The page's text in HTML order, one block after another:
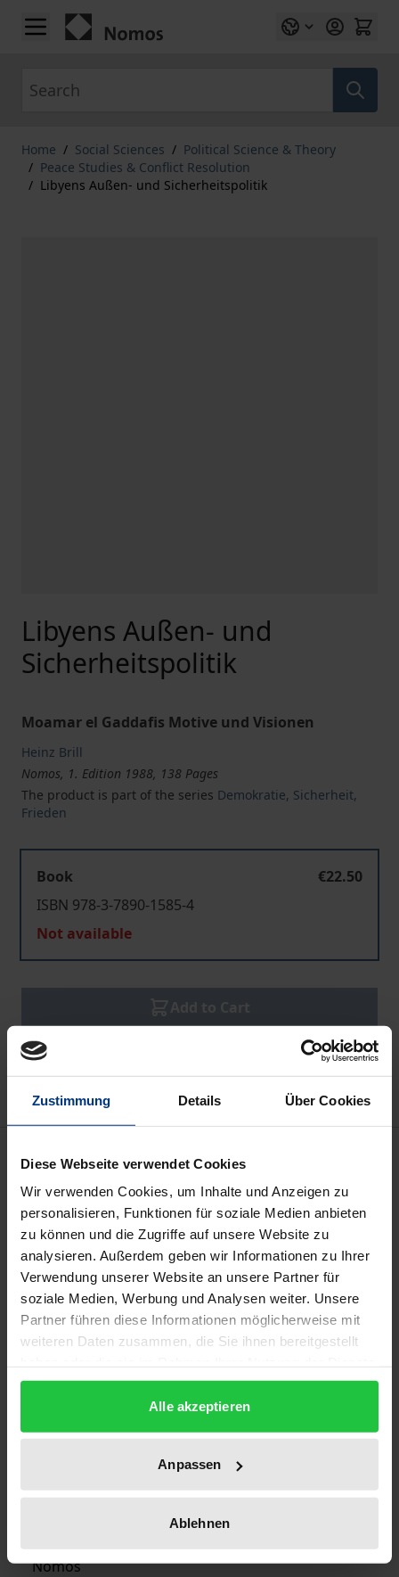
Zustimmung Details Über Cookies
Diese Webseite verwendet Cookies
Wir verwenden Cookies, um Inhalte und Anzeigen zu
personalisieren, Funktionen für soziale Medien anbieten
zu können und die Zugriffe auf unsere Website zu
analysieren. Außerdem geben wir Informationen zu Ihrer
Verwendung unserer Website an unsere Partner für
soziale Medien, Werbung und Analysen weiter. Unsere
Partner führen diese Informationen möglicherweise mit
weiteren Daten zusammen, die Sie ihnen bereitgestellt
gesammelt haben.
Alle akzeptieren
Anpassen
Ablehnen
Skip to Content
Home / Social Sciences / Political Science & Theory
/ Peace Studies & Conflict Resolution
/ Libyens Außen- und Sicherheitspolitik
Libyens Außen- und
Sicherheitspolitik
Moamar el Gaddafis Motive und Visionen
Heinz Brill
Nomos, 1. Edition 1988, 138 Pages
The product is part of the series Demokratie, Sicherheit,
Frieden
Book
€22.50
ISBN 978-3-7890-1585-4
Not available
Add to Wish List
Delivery cost notice
Edition
1
ISBN
978-3-7890-1585-4
Subtitle
Publication Date
Aug 3, 1988
1988
Nomos